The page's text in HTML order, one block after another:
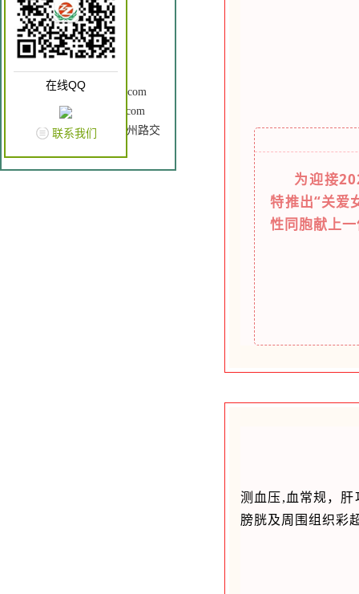
为迎接
特推出“关爱
性同胞献上
测血压,血常规，肝
膀胱及周围组织彩
联系人：刘院长
手 机：18637262866
电 话：0372-3196120
Q Q： 2602760196
邮 箱：ayzzkfyy@163.com
网 址：www.ayzzkfyy.com
地 址： 安钢大道与中州路交
在线QQ
联系我们